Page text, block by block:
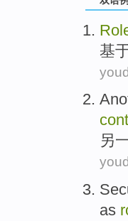
基
另
as